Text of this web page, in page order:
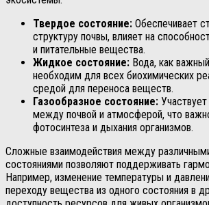
Твердое состояние: Обеспечивает
структуру почвы, влияет на
и питательные вещества.
Жидкое состояние: Вода, как
необходим для всех биохимических
средой для переноса веществ.
Газообразное состояние:
между почвой и атмосферой, что
фотосинтеза и дыхания организмов.
Сложные взаимодействия между
состояниями позволяют поддерживать
Например, изменение температуры и
переходу вещества из одного состояния в